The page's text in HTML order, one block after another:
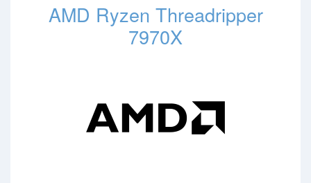
AMD Ryzen Threadripper
7970X